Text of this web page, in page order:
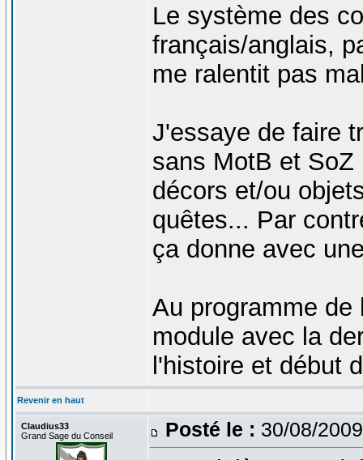
Le système des
français/anglais,
me ralentit pas
J'essaye de faire
sans MotB et
décors et/ou
quêtes... Par
ça donne avec
Au programme de
module avec la
l'histoire et début
Revenir en haut
Claudius33
Grand Sage du Conseil
Posté le : 30/08/